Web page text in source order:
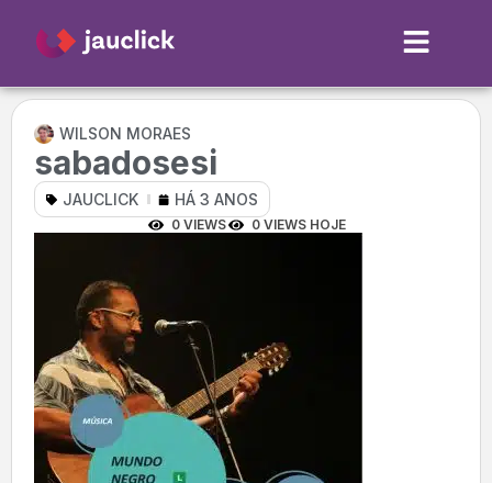
WILSON MORAES
sabadosesi
JAUCLICK HÁ 3 ANOS
0 VIEWS 0 VIEWS HOJE